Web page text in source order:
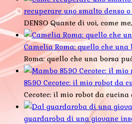
recuperare uno smalto denso o
DENSO Quante di voi, come
Camelia Roma: quello che una
Roma: quello che una borsa
8590 Cecotec: il mio robot da
Cecotec: il mio robot da cucina
guardaroba di una giovane